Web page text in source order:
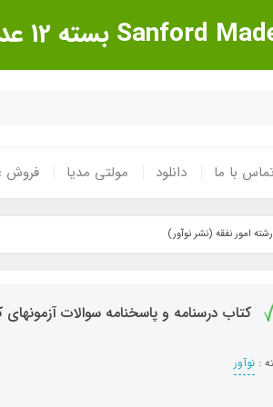
با ما دانلود مولتی مدیا فروش
امور نفقه (نشر نوآور)
کتاب درسنامه و پاسخنامه سوالات
: نوآور